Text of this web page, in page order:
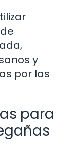
y
por las
para